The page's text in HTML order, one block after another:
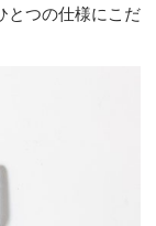
とつの仕様にこだ